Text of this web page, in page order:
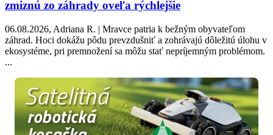
zmiznú zo záhrady oveľa rýchlejšie
06.08.2026, Adriana R. | Mravce patria k bežným obyvateľom
záhrad. Hoci dokážu pôdu prevzdušniť a zohrávajú dôležitú úlohu v
ekosystéme, pri premnožení sa môžu stať nepríjemným problémom.
...